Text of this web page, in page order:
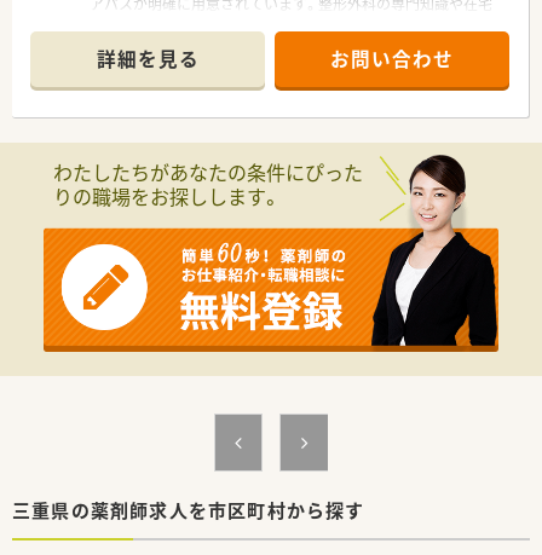
【店舗情報と応需状況について】
■桑町駅から徒歩5分の通いやすい立地にあり、整形外科リウマ
チ科の処方箋を1日10枚程度応需している薬局です。
ているため、患者様とじっくり向き合える環境です。
■調剤業務がメインとなりますが、施設や居宅への在宅業務も行
っており、地域医療に幅広く貢献することができます。
【想定されるキャリアイメージ】
■充実したマニュアルやドラッグ研修を通じて、未経験からでも
調剤スキルやOTC領域の知識をしっかりと身につけられます。
■意欲や実績次第で、入社後最短半年から1年程度で薬局長に昇
格することができ、店舗マネジメントに挑戦することが可能で
す。
■将来的にはエリアマネージャーへの昇格や、本社での教育担
間を確保しつつ仕事との両立を図りたい方に大変おすすめで
す。
詳細を見る お問い合わせ
わたしたちがあなたの条件にぴった
りの職場をお探しします。
三重県の薬剤師求人を市区町村から探す